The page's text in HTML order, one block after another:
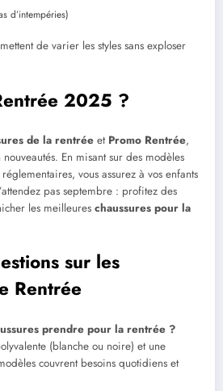
d’intempéries)
de varier les styles sans exploser
2025 ?
de la rentrée et Promo Rentrée,
En misant sur des modèles
vous assurez à vos enfants
pas septembre : profitez des
les meilleures chaussures pour la
sur les
Rentrée
prendre pour la rentrée ?
(blanche ou noire) et une
couvrent besoins quotidiens et